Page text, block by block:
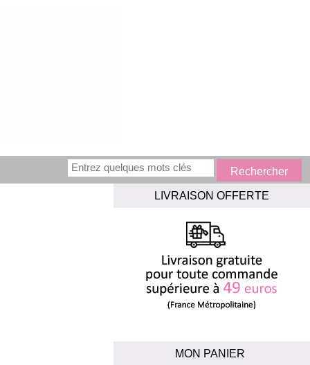
LIVRAISON OFFERTE
MON PANIER